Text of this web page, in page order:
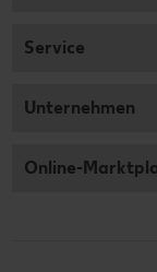
Service
Unternehmen
Online-